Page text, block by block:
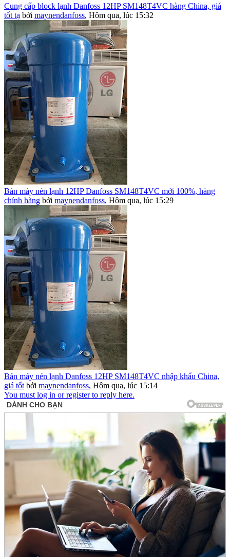
Cung cấp block lạnh Danfoss 12HP SM148T4VC hàng China, giá
tốt tạ bởi maynendanfoss, Hôm qua, lúc 15:32
Bán máy nén lạnh 12HP Danfoss SM148T4VC mới 100%, hàng
chính hãng bởi maynendanfoss, Hôm qua, lúc 15:29
Bán máy nén lạnh Danfoss 12HP SM148T4VC nhập khẩu China,
giá tốt bởi maynendanfoss, Hôm qua, lúc 15:14
You must log in or register to reply here.